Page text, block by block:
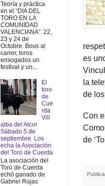
es
la
de
Con
de
Teoría y práctica
en el “DIA DEL
TORO EN LA
COMUNIDAD
VALENCIANA”. 22,
23 y 24 de
Octubre. Bous al
carrer, toros
ensogados un
festival y un...
El
toro
de
Cue
rda
Vill
alba del Alcor
Sábado 5 de
septiembre. Los
echa la Asociación
del Toro de Cuerda
La asociación del
Toro de Cuerda
echó ganado de
Gabriel Rojas